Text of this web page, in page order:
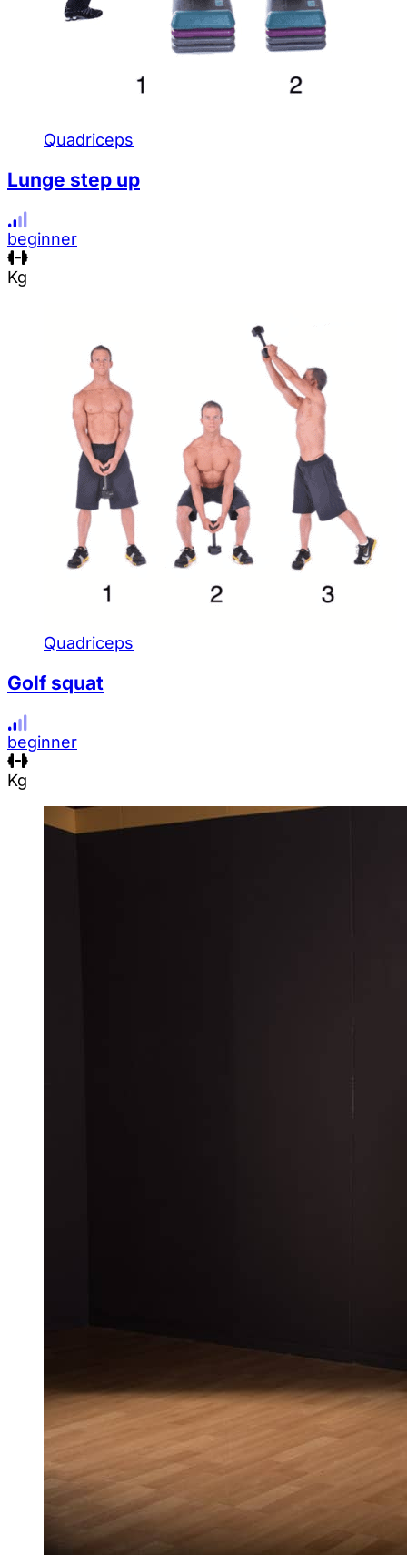
Quadriceps
Lunge step up
beginner
Kg
Quadriceps
Golf squat
beginner
Kg